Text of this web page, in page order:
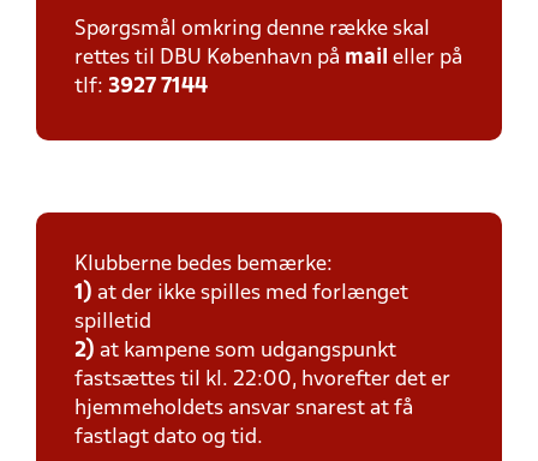
Spørgsmål omkring denne række skal
rettes til DBU København på mail eller på
tlf: 3927 7144
Klubberne bedes bemærke:
1) at der ikke spilles med forlænget
spilletid
2) at kampene som udgangspunkt
fastsættes til kl. 22:00, hvorefter det er
hjemmeholdets ansvar snarest at få
fastlagt dato og tid.